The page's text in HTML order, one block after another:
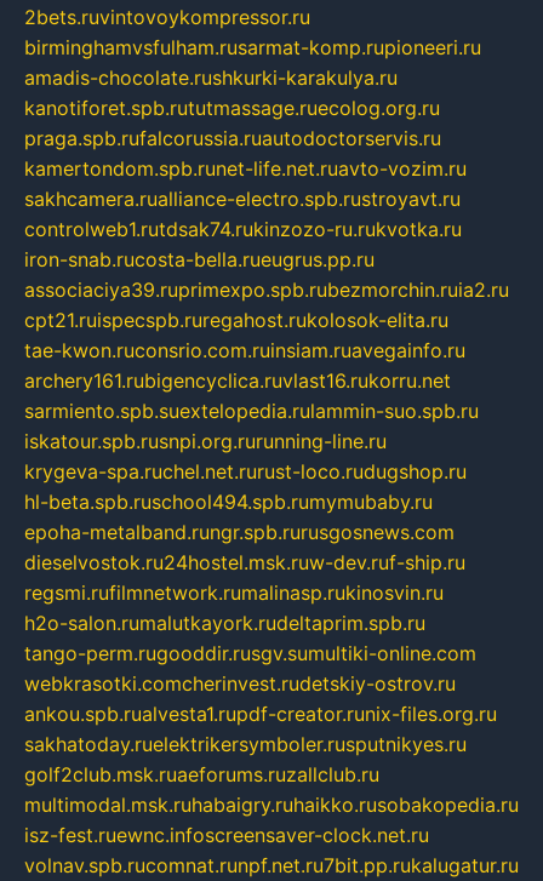
2bets.ruvintovoykompressor.ru
birminghamvsfulham.rusarmat-komp.rupioneeri.ru
amadis-chocolate.rushkurki-karakulya.ru
kanotiforet.spb.rututmassage.ruecolog.org.ru
praga.spb.rufalcorussia.ruautodoctorservis.ru
kamertondom.spb.runet-life.net.ruavto-vozim.ru
sakhcamera.rualliance-electro.spb.rustroyavt.ru
controlweb1.rutdsak74.rukinzozo-ru.rukvotka.ru
iron-snab.rucosta-bella.rueugrus.pp.ru
associaciya39.ruprimexpo.spb.rubezmorchin.ruia2.ru
cpt21.ruispecspb.ruregahost.rukolosok-elita.ru
tae-kwon.ruconsrio.com.ruinsiam.ruavegainfo.ru
archery161.rubigencyclica.ruvlast16.rukorru.net
sarmiento.spb.suextelopedia.rulammin-suo.spb.ru
iskatour.spb.rusnpi.org.rurunning-line.ru
krygeva-spa.ruchel.net.rurust-loco.rudugshop.ru
hl-beta.spb.ruschool494.spb.rumymubaby.ru
epoha-metalband.rungr.spb.rurusgosnews.com
dieselvostok.ru24hostel.msk.ruw-dev.ruf-ship.ru
regsmi.rufilmnetwork.rumalinasp.rukinosvin.ru
h2o-salon.rumalutkayork.rudeltaprim.spb.ru
tango-perm.rugooddir.rusgv.sumultiki-online.com
webkrasotki.comcherinvest.rudetskiy-ostrov.ru
ankou.spb.rualvesta1.rupdf-creator.runix-files.org.ru
sakhatoday.ruelektrikersymboler.rusputnikyes.ru
golf2club.msk.ruaeforums.ruzallclub.ru
multimodal.msk.ruhabaigry.ruhaikko.rusobakopedia.ru
isz-fest.ruewnc.infoscreensaver-clock.net.ru
volnav.spb.rucomnat.runpf.net.ru7bit.pp.rukalugatur.ru